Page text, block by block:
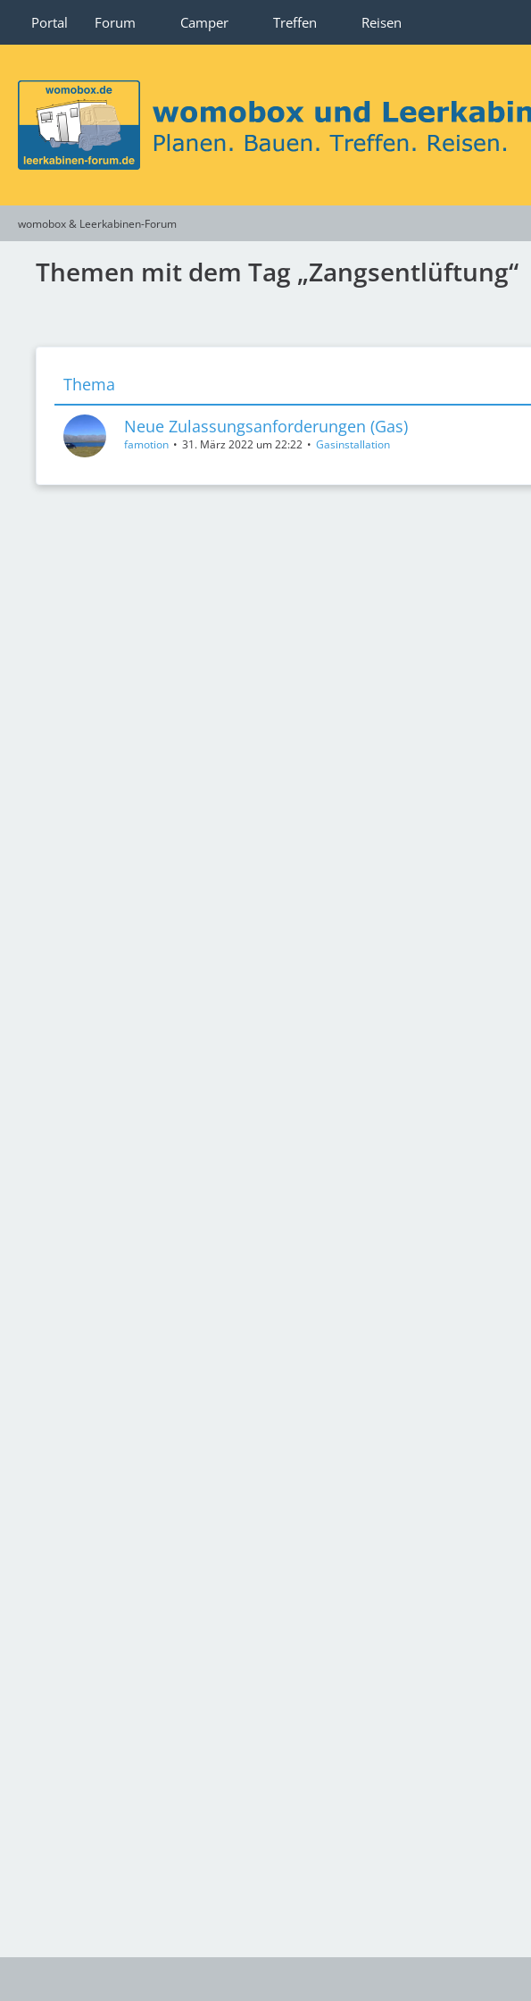
Portal Forum Camper Treffen Reisen
womobox & Leerkabinen-Forum
Themen mit dem Tag „Zangsentlüftung“
Thema
Neue Zulassungsanforderungen (Gas)
famotion 31. März 2022 um 22:22 Gasinstallation